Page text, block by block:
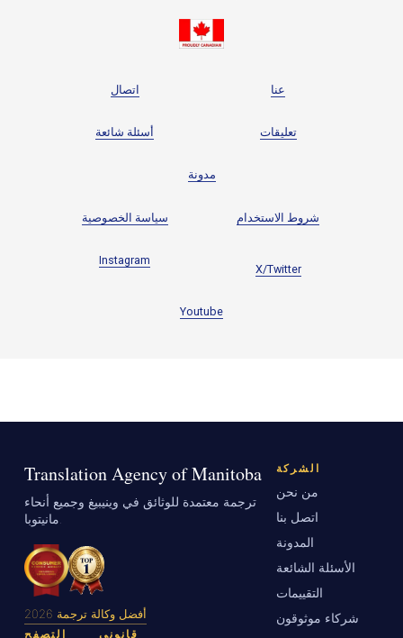
عنا اتصال
تعليقات أسئلة شائعة
مدونة
شروط الاستخدام سياسة الخصوصية
X/Twitter
Instagram
Youtube
Translation Agency of Manitoba
ترجمة معتمدة للوثائق في وينيبيغ وجميع أنحاء
أفضل وكالة ترجمة 2026
الشركة
من نحن
اتصل بنا
المدونة
الأسئلة الشائعة
التقييمات
شركاء موثوقون
التصفح قانوني